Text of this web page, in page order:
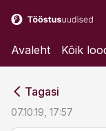
Avaleht Kõik
Tagasi
07.10.19, 17:57